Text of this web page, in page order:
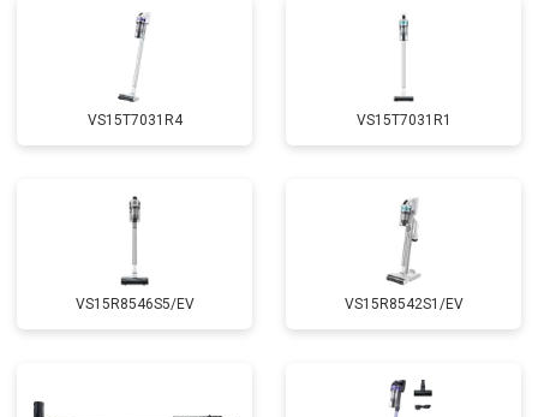
VS15T7031R4 VS15T7031R1
VS15R8546S5/EV VS15R8542S1/EV